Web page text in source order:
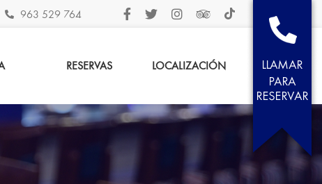
963 529 764
RESERVAS LOCALIZACIÓN